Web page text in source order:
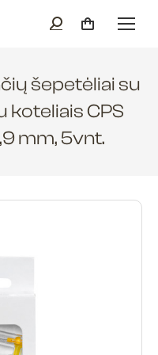
šepetėliai su
koteliais CPS
mm, 5vnt.